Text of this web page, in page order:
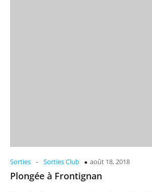
Sorties - Sorties Club août 18, 2018
Plongée à Frontignan